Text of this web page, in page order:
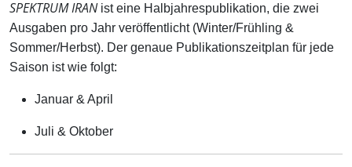
SPEKTRUM IRANist eine Halbjahrespublikation, die zwei
Ausgaben pro Jahr veröffentlicht (Winter/Frühling &
Sommer/Herbst). Der genaue Publikationszeitplan für jede
Saison ist wie folgt:
Januar & April
Juli & Oktober